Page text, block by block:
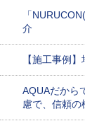
「
介
【施工事例
AQUAだから
慮で、信頼の